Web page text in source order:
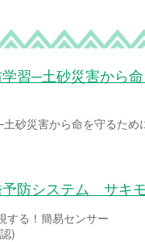
学習─土砂災害から
土砂災害から命を守るため
防システム サキ
する！簡易センサー
)